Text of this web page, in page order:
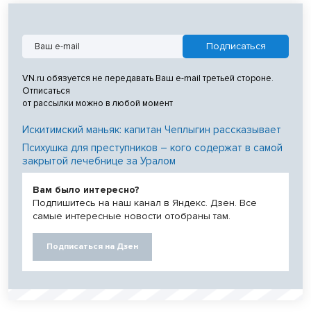
VN.ru обязуется не передавать Ваш e-mail третьей стороне.
Отписаться
от рассылки можно в любой момент
Искитимский маньяк: капитан Чеплыгин рассказывает
Психушка для преступников – кого содержат в самой
закрытой лечебнице за Уралом
Вам было интересно?
Подпишитесь на наш канал в Яндекс. Дзен. Все
самые интересные новости отобраны там.
Подписаться на Дзен